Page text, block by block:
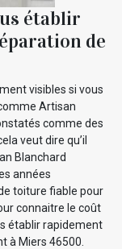
établir
de
visibles si vous
Artisan
comme des
veut dire qu’il
Blanchard
années
toiture fiable pour
connaitre le coût
établir rapidement
à Miers 46500.